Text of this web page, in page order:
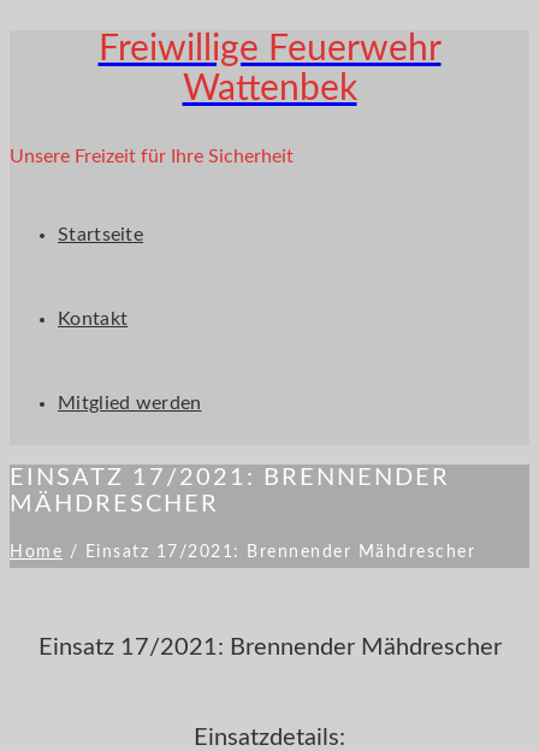
Freiwillige Feuerwehr
Wattenbek
Unsere Freizeit für Ihre Sicherheit
Startseite
Kontakt
Mitglied werden
EINSATZ 17/2021: BRENNENDER
MÄHDRESCHER
Home / Einsatz 17/2021: Brennender Mähdrescher
Einsatz 17/2021: Brennender Mähdrescher
Einsatzdetails: